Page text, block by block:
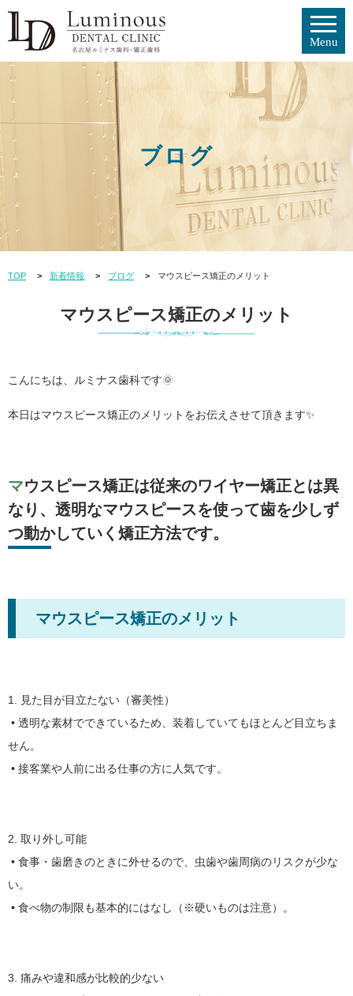
ブログ
TOP 新着情報 ブログ マウスピース矯正のメリット
マウスピース矯正のメリット
こんにちは、ルミナス歯科です🌞
本日はマウスピース矯正のメリットをお伝えさせて頂きます✨
マウスピース矯正は従来のワイヤー矯正とは異
なり、透明なマウスピースを使って歯を少しず
つ動かしていく矯正方法です。
マウスピース矯正のメリット
1. 見た目が目立たない（審美性）
• 透明な素材でできているため、装着していてもほとんど目立ちま
せん。
• 接客業や人前に出る仕事の方に人気です。
2. 取り外し可能
• 食事・歯磨きのときに外せるので、虫歯や歯周病のリスクが少な
い。
• 食べ物の制限も基本的にはなし（※硬いものは注意）。
3. 痛みや違和感が比較的少ない